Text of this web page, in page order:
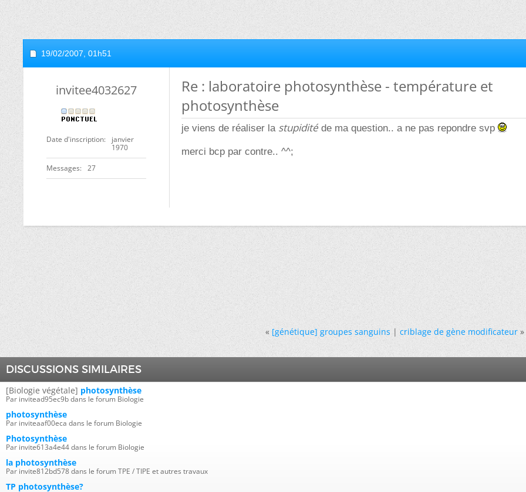
19/02/2007, 01h51
invitee4032627
Date d'inscription
janvier
1970
Messages 27
Re : laboratoire photosynthèse - température et
photosynthèse
je viens de réaliser la stupiditéde ma question.. a ne pas repondre svp
merci bcp par contre.. ^^;
« [génétique] groupes sanguins|criblage de gène modificateur »
DISCUSSIONS SIMILAIRES
[Biologie végétale] photosynthèse
Par invitead95ec9b dans le forum Biologie
photosynthèse
Par inviteaaf00eca dans le forum Biologie
Photosynthèse
Par invite613a4e44 dans le forum Biologie
la photosynthèse
Par invite812bd578 dans le forum TPE / TIPE et autres travaux
TP photosynthèse?